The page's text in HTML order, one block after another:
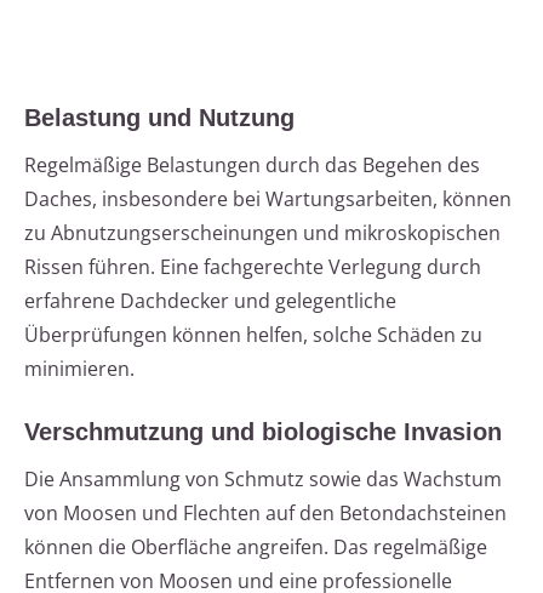
Belastung und Nutzung
Regelmäßige Belastungen durch das Begehen des
Daches, insbesondere bei Wartungsarbeiten, können
zu Abnutzungserscheinungen und mikroskopischen
Rissen führen. Eine fachgerechte Verlegung durch
erfahrene Dachdecker und gelegentliche
Überprüfungen können helfen, solche Schäden zu
minimieren.
Verschmutzung und biologische Invasion
Die Ansammlung von Schmutz sowie das Wachstum
von Moosen und Flechten auf den Betondachsteinen
können die Oberfläche angreifen. Das regelmäßige
Entfernen von Moosen und eine professionelle